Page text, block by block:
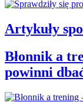
Artykuły
Błonnik a
powinni